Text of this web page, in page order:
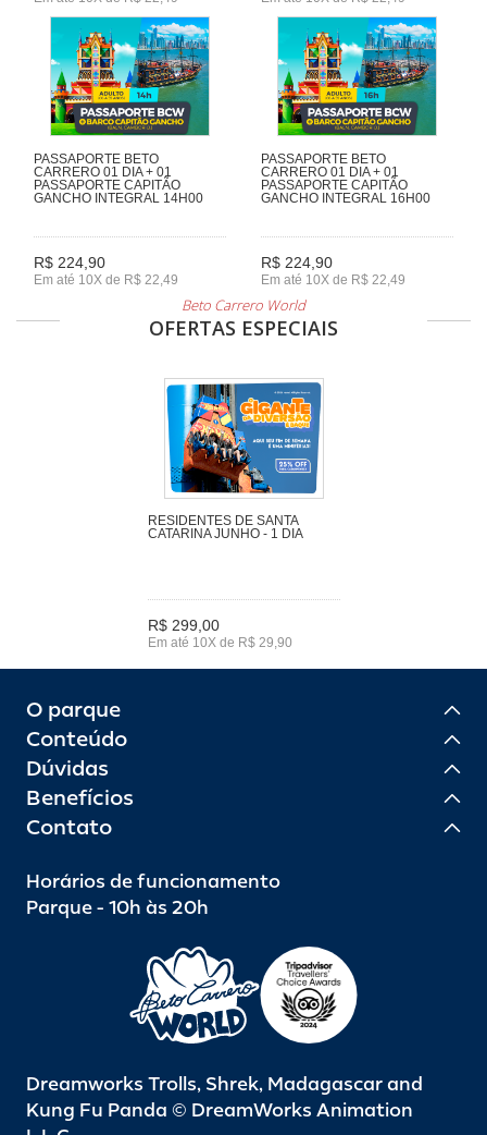
PASSAPORTE BETO
CARRERO 01 DIA + 01
PASSAPORTE CAPITÃO
GANCHO INTEGRAL 14H00
R$ 224,90
Em até 10X de R$ 22,49
PASSAPORTE BETO
CARRERO 01 DIA + 01
PASSAPORTE CAPITÃO
GANCHO INTEGRAL 16H00
R$ 224,90
Em até 10X de R$ 22,49
Beto Carrero World
OFERTAS ESPECIAIS
RESIDENTES DE SANTA
CATARINA JUNHO - 1 DIA
R$ 299,00
Em até 10X de R$ 29,90
O parque
Conteúdo
Dúvidas
Benefícios
Contato
Horários de funcionamento
Parque - 10h às 20h
Dreamworks Trolls, Shrek, Madagascar and
Kung Fu Panda © DreamWorks Animation